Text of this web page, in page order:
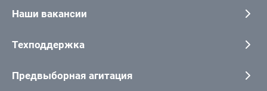
Наши вакансии
Техподдержка
Предвыборная агитация